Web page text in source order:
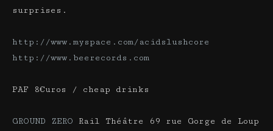
surprises.
http://www.myspace.com/acidslushcore
http://www.beerecords.com
PAF 8€uros / cheap drinks
GROUND ZERO Rail Théâtre 69 rue Gorge de Loup